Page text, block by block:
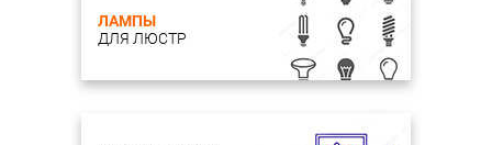
ЛАМПЫ
ДЛЯ ЛЮСТР